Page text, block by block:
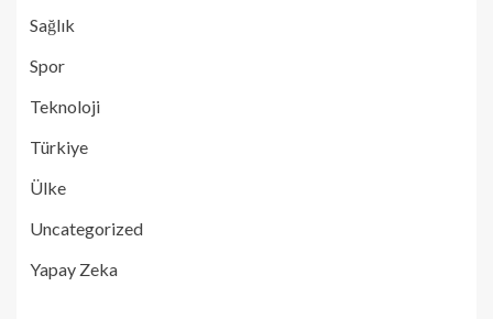
Sağlık
Spor
Teknoloji
Türkiye
Ülke
Uncategorized
Yapay Zeka